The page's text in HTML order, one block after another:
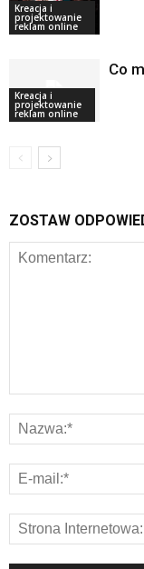
Kreacja i
projektowanie
reklam online
Kreacja i
projektowanie
reklam online
Co
ZOSTAW